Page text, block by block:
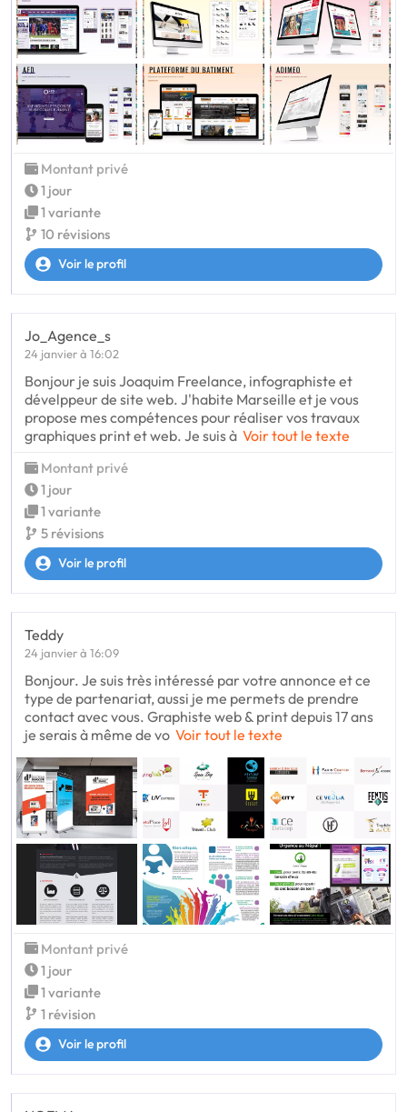
Montant privé
1 jour
1 variante
10 révisions
Voir le profil
Jo_Agence_s
24 janvier à 16:02
Bonjour je suis Joaquim Freelance, infographiste et
dévelppeur de site web. J'habite Marseille et je vous
propose mes compétences pour réaliser vos travaux
graphiques print et web. Je suis à Voir tout le texte
Montant privé
1 jour
1 variante
5 révisions
Voir le profil
Teddy
24 janvier à 16:09
Bonjour. Je suis très intéressé par votre annonce et ce
type de partenariat, aussi je me permets de prendre
contact avec vous. Graphiste web & print depuis 17 ans
je serais à même de vo Voir tout le texte
Montant privé
1 jour
1 variante
1 révision
Voir le profil